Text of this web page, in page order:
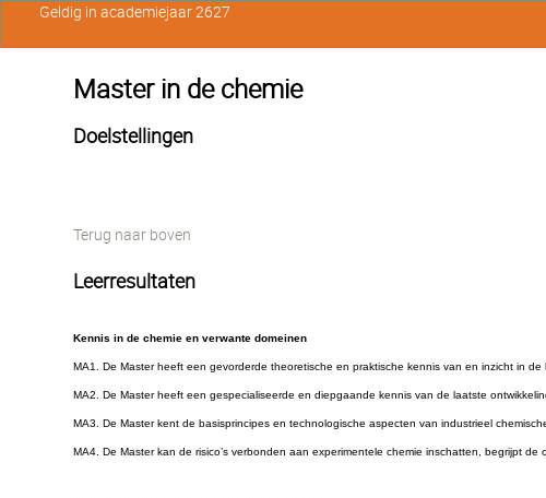
Master in de chemie
Doelstellingen
Terug naar boven
Leerresultaten
Kennis in de chemie en verwante domeinen
MA1. De Master heeft een gevorderde theoretische en praktische kennis van en inzicht in
MA2. De Master heeft een gespecialiseerde en diepgaande kennis van de laatste
MA3. De Master kent de basisprincipes en technologische aspecten van industrieel
MA4. De Master kan de risico’s verbonden aan experimentele chemie inschatten, begrijpt
Geldig in academiejaar 2627